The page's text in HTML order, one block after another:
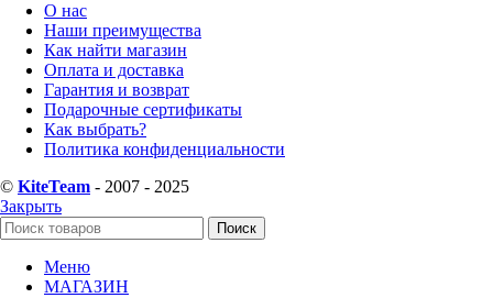
О нас
Наши преимущества
Как найти магазин
Оплата и доставка
Гарантия и возврат
Подарочные сертификаты
Как выбрать?
Политика конфиденциальности
© KiteTeam - 2007 - 2025
Закрыть
Поиск
Меню
МАГАЗИН